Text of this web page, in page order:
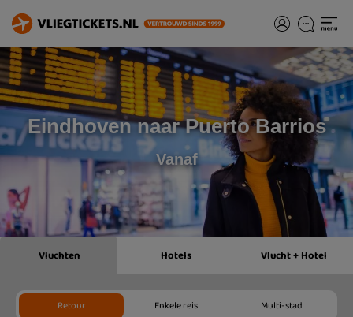
Eindhoven naar Puerto Barrios
Vanaf